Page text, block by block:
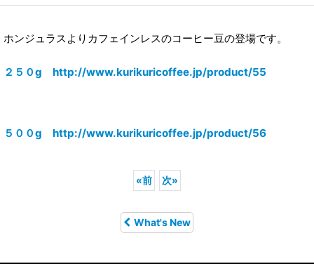
ホンジュラスよりカフェインレスのコーヒー豆の登場です。
２５０g http://www.kurikuricoffee.jp/product/55
５００g http://www.kurikuricoffee.jp/product/56
«前 次»
What's New